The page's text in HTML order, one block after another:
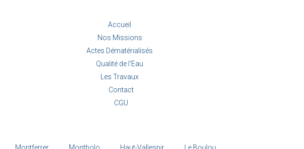
Accueil
Nos Missions
Actes Dématérialisés
Qualité de l'Eau
Les Travaux
Contact
CGU